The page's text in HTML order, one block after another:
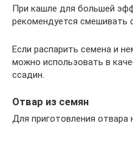
При кашле для большей
рекомендуется смешивать
Если распарить семена и
можно использовать в
ссадин.
Отвар из семян
Для приготовления отвара